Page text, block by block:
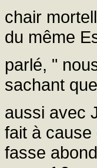
chair
du même
parlé, "
sachant
aussi avec
fait à
fasse